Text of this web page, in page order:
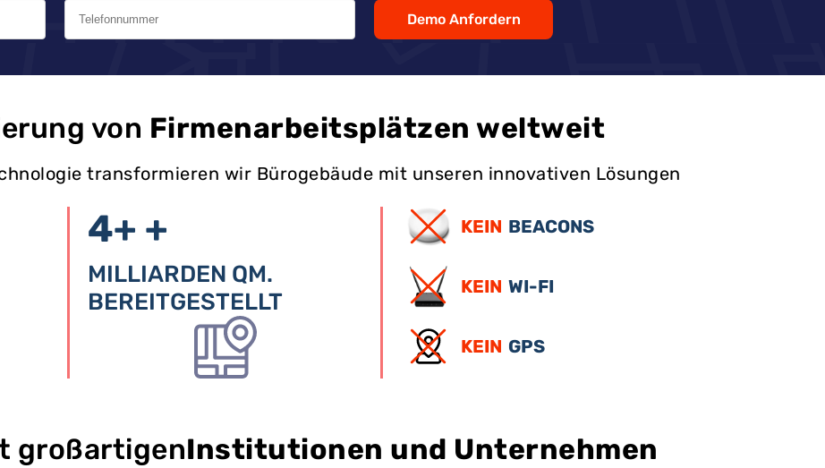
Demo Anfordern
von Firmenarbeitsplätzen weltweit
transformieren wir Bürogebäude mit unseren innovativen Lösungen
4+ +
MILLIARDEN QM.
BEREITGESTELLT
KEIN BEACONS
KEIN WI-FI
KEIN GPS
großartigenInstitutionen und Unternehmen